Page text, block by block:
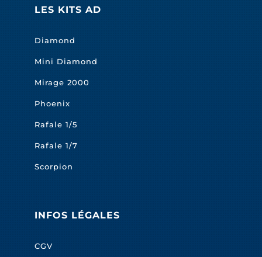
LES KITS AD
Diamond
Mini Diamond
Mirage 2000
Phoenix
Rafale 1/5
Rafale 1/7
Scorpion
INFOS LÉGALES
CGV